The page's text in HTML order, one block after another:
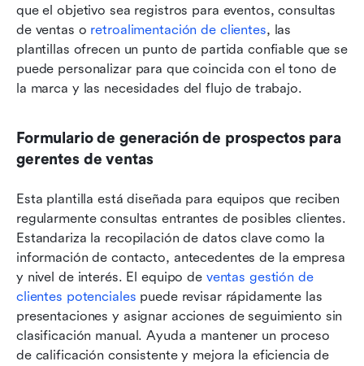
que el objetivo sea registros para eventos, consultas
de ventas o retroalimentación de clientes, las
plantillas ofrecen un punto de partida confiable que se
puede personalizar para que coincida con el tono de
la marca y las necesidades del flujo de trabajo.
Formulario de generación de prospectos para
gerentes de ventas
Esta plantilla está diseñada para equipos que reciben
regularmente consultas entrantes de posibles clientes.
Estandariza la recopilación de datos clave como la
información de contacto, antecedentes de la empresa
y nivel de interés. El equipo de ventas gestión de
clientes potenciales puede revisar rápidamente las
presentaciones y asignar acciones de seguimiento sin
clasificación manual. Ayuda a mantener un proceso
de calificación consistente y mejora la eficiencia de